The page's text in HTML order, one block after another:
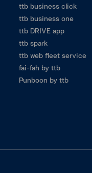
ttb business click
ttb business one
ttb DRIVE app
ttb spark
ttb web fleet service
fai-fah by ttb
Punboon by ttb